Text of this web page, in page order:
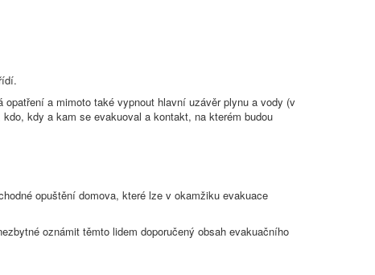
opatření a mimoto také vypnout hlavní uzávěr plynu a vody (v
kdy a kam se evakuoval a kontakt, na kterém budou
opuštění domova, které lze v okamžiku evakuace
oznámit těmto lidem doporučený obsah evakuačního